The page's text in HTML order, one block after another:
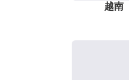
越南